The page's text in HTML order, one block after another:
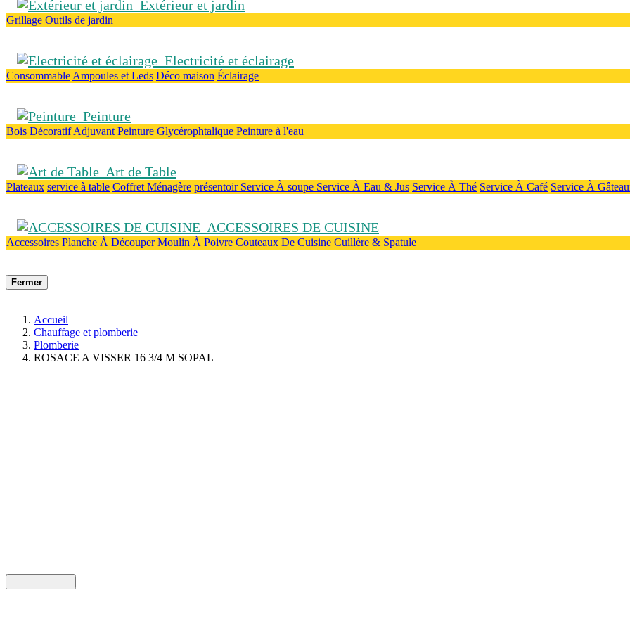
Extérieur et jardin
Grillage Outils de jardin
Electricité et éclairage
Consommable Ampoules et Leds Déco maison Éclairage
Peinture
Bois Décoratif Adjuvant Peinture Glycérophtalique Peinture à l'eau
Art de Table
Plateaux service à table Coffret Ménagère présentoir Service À soupe Service À Eau & Jus Service À Thé Service À Café Service À
ACCESSOIRES DE CUISINE
Accessoires Planche À Découper Moulin À Poivre Couteaux De Cuisine Cuillère & Spatule
Fermer
Accueil
Chauffage et plomberie
Plomberie
ROSACE A VISSER 16 3/4 M SOPAL